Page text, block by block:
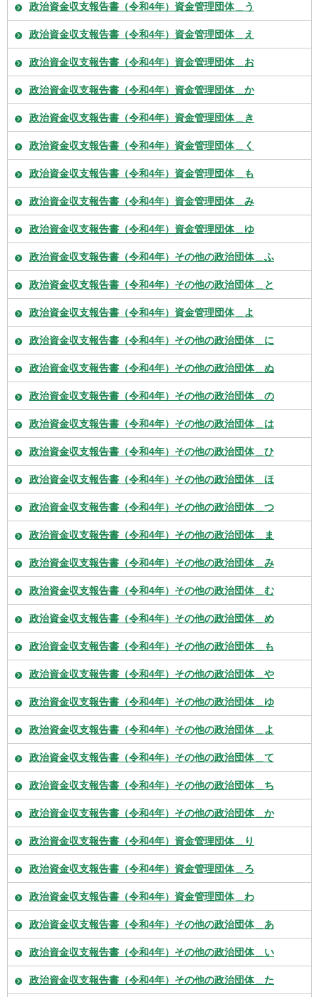
政治資金収支報告書（令和4年）資金管理団体＿う
政治資金収支報告書（令和4年）資金管理団体＿え
政治資金収支報告書（令和4年）資金管理団体＿お
政治資金収支報告書（令和4年）資金管理団体＿か
政治資金収支報告書（令和4年）資金管理団体＿き
政治資金収支報告書（令和4年）資金管理団体＿く
政治資金収支報告書（令和4年）資金管理団体＿も
政治資金収支報告書（令和4年）資金管理団体＿み
政治資金収支報告書（令和4年）資金管理団体＿ゆ
政治資金収支報告書（令和4年）その他の政治団体＿ふ
政治資金収支報告書（令和4年）その他の政治団体＿と
政治資金収支報告書（令和4年）資金管理団体＿よ
政治資金収支報告書（令和4年）その他の政治団体＿に
政治資金収支報告書（令和4年）その他の政治団体＿ぬ
政治資金収支報告書（令和4年）その他の政治団体＿の
政治資金収支報告書（令和4年）その他の政治団体＿は
政治資金収支報告書（令和4年）その他の政治団体＿ひ
政治資金収支報告書（令和4年）その他の政治団体＿ほ
政治資金収支報告書（令和4年）その他の政治団体＿つ
政治資金収支報告書（令和4年）その他の政治団体＿ま
政治資金収支報告書（令和4年）その他の政治団体＿み
政治資金収支報告書（令和4年）その他の政治団体＿む
政治資金収支報告書（令和4年）その他の政治団体＿め
政治資金収支報告書（令和4年）その他の政治団体＿も
政治資金収支報告書（令和4年）その他の政治団体＿や
政治資金収支報告書（令和4年）その他の政治団体＿ゆ
政治資金収支報告書（令和4年）その他の政治団体＿よ
政治資金収支報告書（令和4年）その他の政治団体＿て
政治資金収支報告書（令和4年）その他の政治団体＿ち
政治資金収支報告書（令和4年）その他の政治団体＿か
政治資金収支報告書（令和4年）資金管理団体＿り
政治資金収支報告書（令和4年）資金管理団体＿ろ
政治資金収支報告書（令和4年）資金管理団体＿わ
政治資金収支報告書（令和4年）その他の政治団体＿あ
政治資金収支報告書（令和4年）その他の政治団体＿い
政治資金収支報告書（令和4年）その他の政治団体＿た